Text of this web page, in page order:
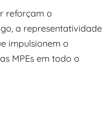
reforçam o
a representatividade
impulsionem o
MPEs em todo o